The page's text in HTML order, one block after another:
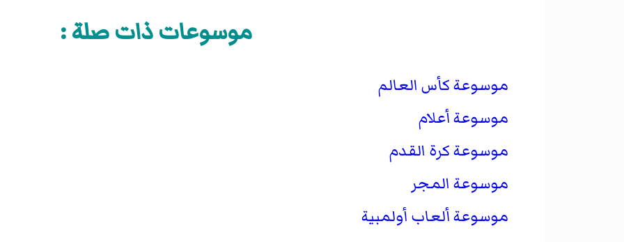
موسوعات ذات صلة :
موسوعة كأس العالم
موسوعة أعلام
موسوعة كرة القدم
موسوعة المجر
موسوعة ألعاب أولمبية